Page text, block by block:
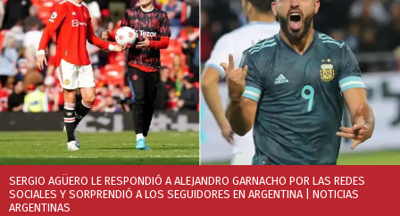
SERGIO AGÜERO LE RESPONDIÓ A ALEJANDRO GARNACHO POR LAS REDES
SOCIALES Y SORPRENDIÓ A LOS SEGUIDORES EN ARGENTINA | NOTICIAS
ARGENTINAS